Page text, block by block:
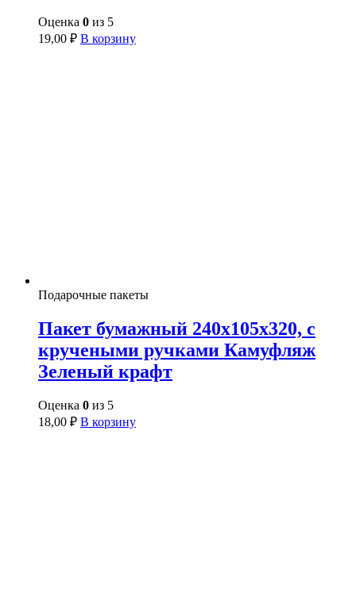
Оценка 0 из 5
19,00 ₽ В корзину
Подарочные пакеты
Пакет бумажный 240х105х320, с
кручеными ручками Камуфляж
Зеленый крафт
Оценка 0 из 5
18,00 ₽ В корзину